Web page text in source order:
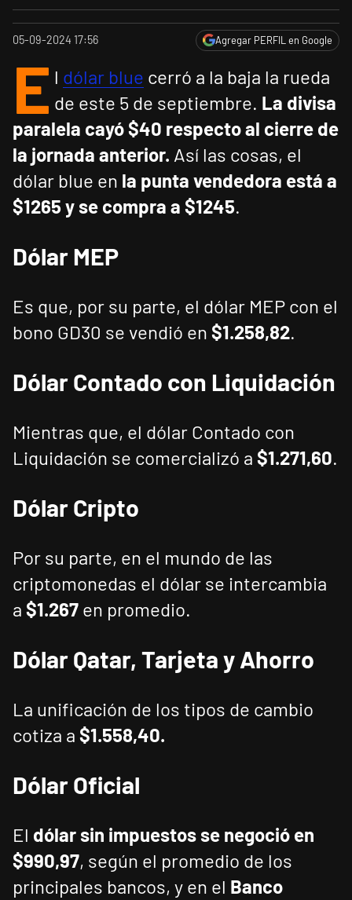
05-09-2024 17:56 Agregar PERFIL en Google
E l dólar blue cerró a la baja la rueda
de este 5 de septiembre. La divisa
paralela cayó $40 respecto al cierre de
la jornada anterior. Así las cosas, el
dólar blue en la punta vendedora está a
$1265 y se compra a $1245.
DólarMEP
Es que, por su parte, el dólar MEP con el
bono GD30 se vendió en $1.258,82.
DólarContado con Liquidación
Mientras que, el dólar Contado con
Liquidación se comercializó a $1.271,60.
DólarCripto
Por su parte, en el mundo de las
criptomonedas el dólar se intercambia
a $1.267 en promedio.
Dólar Qatar, Tarjeta y Ahorro
La unificación de los tipos de cambio
cotiza a $1.558,40.
DólarOficial
El dólar sin impuestos se negoció en
$990,97, según el promedio de los
principales bancos, y en el Banco